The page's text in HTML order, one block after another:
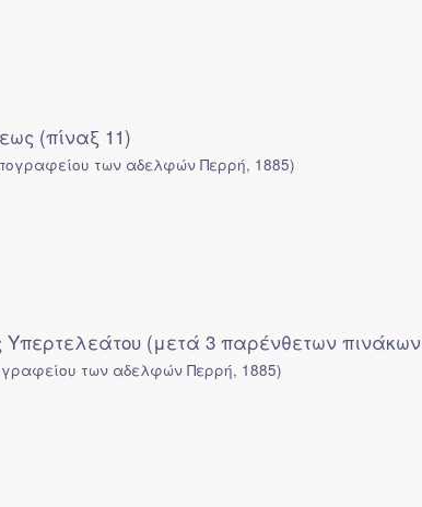
(πίναξ 11)
των αδελφών Περρή, 1885)
(μετά 3 παρένθετων
των αδελφών Περρή, 1885)